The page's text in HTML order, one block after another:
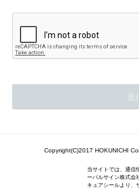
Copyright(C)2017 HOKUNICHI
当サイトでは、通信
ーバルサイン株式会
キュアシールより、